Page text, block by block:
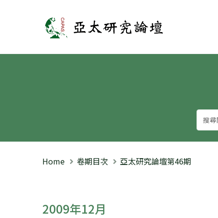
亞太研究論壇
Home 卷期目次 亞太研究論壇第46期
2009年12月